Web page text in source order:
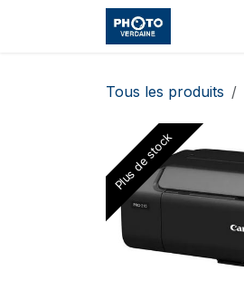
Se rendre au contenu
Tous les produits
Plus de stock